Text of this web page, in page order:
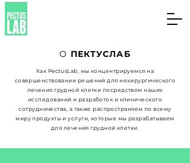
О ПЕКТУСЛАБ
Как PectusLab, мы концентрируемся на
совершенствовании решений для нехирургического
лечения грудной клетки посредством наших
исследований и разработок и клинического
сотрудничества, а также распространяем по всему
миру продукты и услуги, которые мы разрабатываем
для лечения грудной клетки.